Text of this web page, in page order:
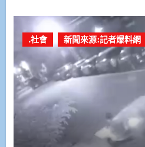
.社會 新聞來源:記者爆料網